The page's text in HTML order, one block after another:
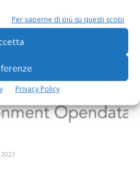
Per saperne di più su questi scopi
Privacy Policy